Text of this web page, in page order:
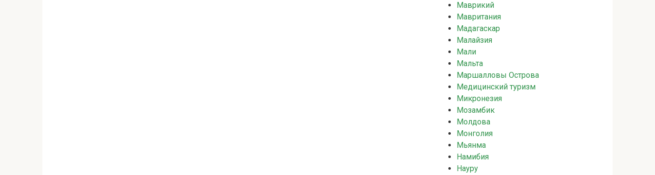
Маврикий
Мавритания
Мадагаскар
Малайзия
Мали
Мальта
Маршалловы Острова
Медицинский туризм
Микронезия
Мозамбик
Молдова
Монголия
Мьянма
Намибия
Науру